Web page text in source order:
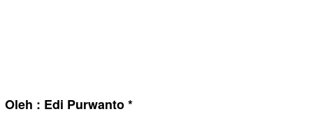
​Oleh : Edi Purwanto *